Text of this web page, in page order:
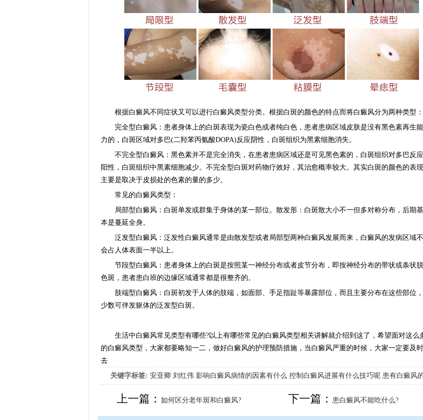
根据白癜风不同症状又可以进行白癜风类型分类。根据白斑的颜色的特点而将白癜风分为两种类型：
完全型白癜风：患者身体上的白斑表现为瓷白色或者纯白色，患者患病区域皮肤是没有黑色素再生能
力的，白斑区域对多巴(二羟苯丙氨酸DOPA)反应阴性，白斑组织为黑素细胞消失。
不完全型白癜风：黑色素并不是完全消失，在患者患病区域还是可见黑色素的，白斑组织对多巴反应
阳性，白斑组织中黑素细胞减少。不完全型白斑对药物疗效好，其治愈概率较大。其实白斑的颜色的表现
主要是取决于皮损处的色素的量的多少。
常见的白癜风类型：
局部型白癜风：白斑单发或群集于身体的某一部位。散发形：白斑散大小不一但多对称分布，后期基
本是蔓延全身。
泛发型白癜风：泛发性白癜风通常是由散发型或者局部型两种白癜风发展而来，白癜风的发病区域不
会占人体表面一半以上。
节段型白癜风：患者身体上的白斑是按照某一神经分布或者皮节分布，即按神经分布的带状或条状脱
色斑，患者患白班的边缘区域通常都是很整齐的。
肢端型白癜风：白斑初发于人体的肢端，如面部、手足指趾等暴露部位，而且主要分布在这些部位，
少数可伴发躯体的泛发型白斑。
生活中白癜风常见类型有哪些?以上有哪些常见的白癜风类型相关讲解就介绍到这了，希望面对这么
的白癜风类型，大家都要略知一二，做好白癜风的护理预防措施，当白癜风严重的时候，大家一定要及时
去
关键字标签: 安亚卿 刘红伟 影响白癜风病情的因素有什么 控制白癜风进展有什么技巧呢 患有白癜风
女生应该如何治疗呢
上一篇：如何区分老年斑和白癜风? 下一篇：患白癜风不能吃什么?